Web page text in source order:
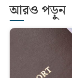
আরও পড়ুন